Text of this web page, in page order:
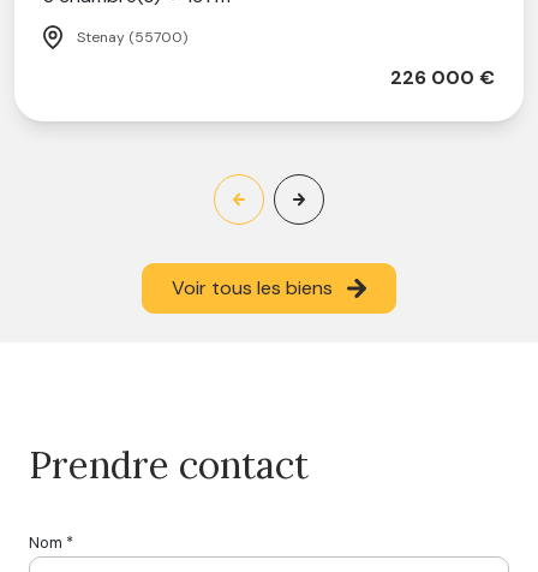
Stenay (55700)
226 000 €
Voir tous les biens
prendre contact
Nom *